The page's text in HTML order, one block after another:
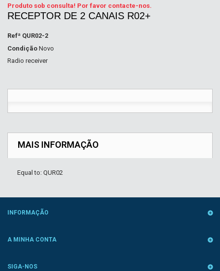
Produto sob consulta! Por favor contacte-nos.
RECEPTOR DE 2 CANAIS R02+
Refª QUR02-2
Condição Novo
Radio receiver
MAIS INFORMAÇÃO
Equal to: QUR02
INFORMAÇÃO
A MINHA CONTA
SIGA-NOS